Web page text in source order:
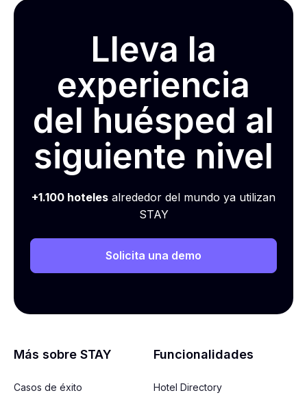
Lleva la
experiencia
del huésped al
siguiente nivel
+1.100 hoteles alrededor del mundo ya utilizan
STAY
Solicita una demo
Más sobre STAY
Casos de éxito
Funcionalidades
Hotel Directory